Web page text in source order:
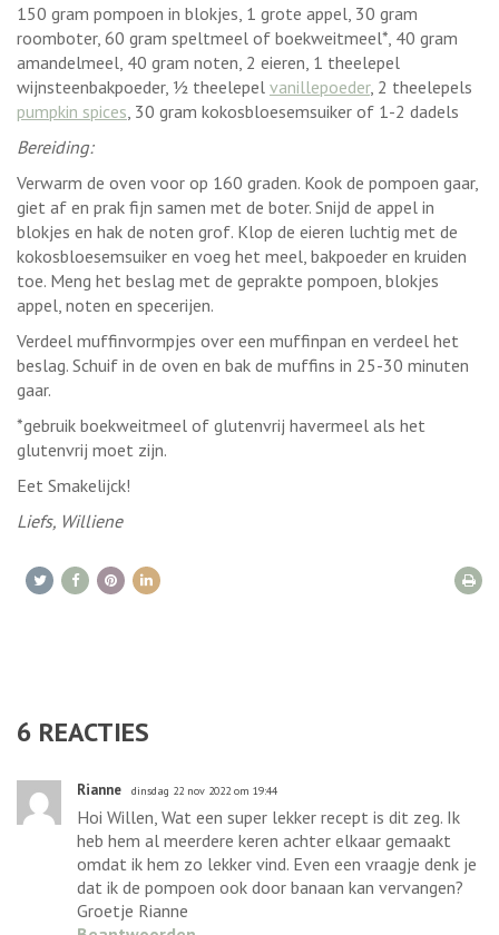
150 gram pompoen in blokjes, 1 grote appel, 30 gram
roomboter, 60 gram speltmeel of boekweitmeel*, 40 gram
amandelmeel, 40 gram noten, 2 eieren, 1 theelepel
wijnsteenbakpoeder, ½ theelepel vanillepoeder, 2 theelepels
pumpkin spices , 30 gram kokosbloesemsuiker of 1-2 dadels
Bereiding:
Verwarm de oven voor op 160 graden. Kook de pompoen gaar,
giet af en prak fijn samen met de boter. Snijd de appel in
blokjes en hak de noten grof. Klop de eieren luchtig met de
kokosbloesemsuiker en voeg het meel, bakpoeder en kruiden
toe. Meng het beslag met de geprakte pompoen, blokjes
appel, noten en specerijen.
Verdeel muffinvormpjes over een muffinpan en verdeel het
beslag. Schuif in de oven en bak de muffins in 25-30 minuten
gaar.
*gebruik boekweitmeel of glutenvrij havermeel als het
glutenvrij moet zijn.
Eet Smakelijck!
Liefs, Williene
6 REACTIES
Rianne dinsdag 22 nov 2022 om 19:44
Hoi Willen, Wat een super lekker recept is dit zeg. Ik
heb hem al meerdere keren achter elkaar gemaakt
omdat ik hem zo lekker vind. Even een vraagje denk je
dat ik de pompoen ook door banaan kan vervangen?
Groetje Rianne